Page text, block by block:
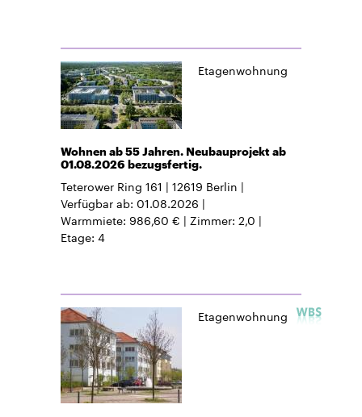
Etagenwohnung
Wohnen ab 55 Jahren. Neubauprojekt ab
01.08.2026 bezugsfertig.
Teterower Ring 161 12619 Berlin
Verfügbar ab 01.08.2026
Warmmiete 986,60 € Zimmer 2,0
Etage 4
Etagenwohnung